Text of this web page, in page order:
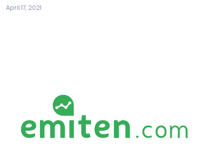
April 17, 2021